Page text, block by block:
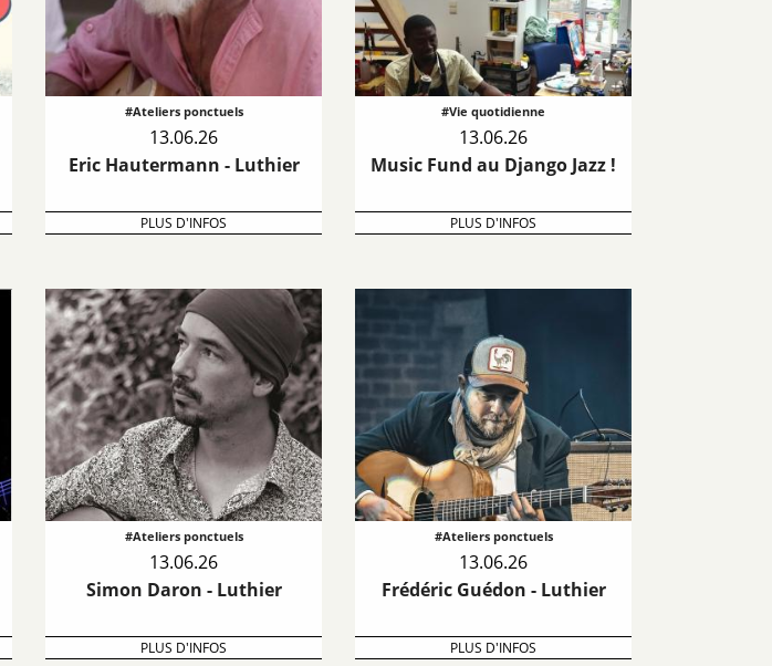
#Ateliers ponctuels
13.06.26
Eric Hautermann - Luthier
PLUS D'INFOS
#Vie quotidienne
13.06.26
Music Fund au Django Jazz !
PLUS D'INFOS
#Ateliers ponctuels
13.06.26
Simon Daron - Luthier
PLUS D'INFOS
#Ateliers ponctuels
13.06.26
Frédéric Guédon - Luthier
PLUS D'INFOS